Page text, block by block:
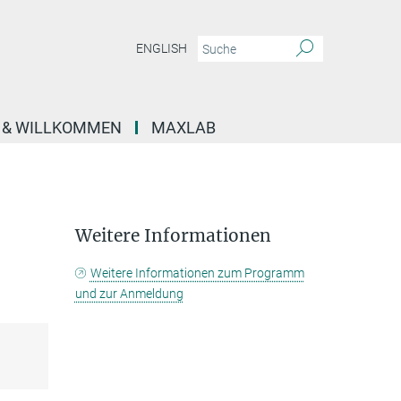
ENGLISH
& WILLKOMMEN MAXLAB
Weitere Informationen
Weitere Informationen zum Programm
und zur Anmeldung